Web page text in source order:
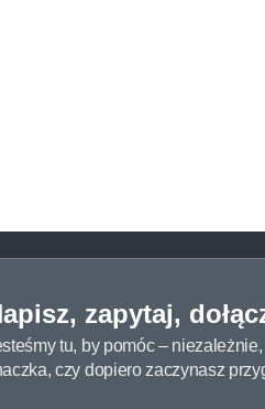
zapytaj,
tu, by pomóc –
czy dopiero zaczynasz